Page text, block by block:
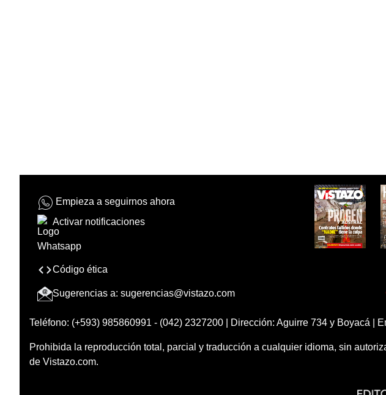
Empieza a seguirnos ahora
Activar notificaciones
Código ética
Sugerencias a: sugerencias@vistazo.com
Teléfono: (+593) 985860991 - (042) 2327200 | Dirección: Aguirre 734 y Boyacá |
Prohibida la reproducción total, parcial y traducción a cualquier idioma, sin
de Vistazo.com.